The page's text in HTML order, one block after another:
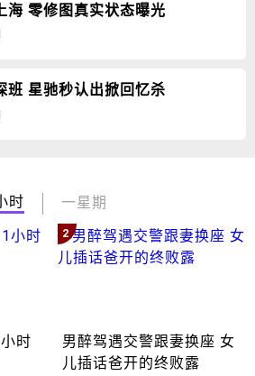
海 零修图真实状态曝光
班 星驰秒认出掀回忆杀
时 一星期
时
2
男醉驾遇交警跟妻换座 女
儿插话爸开的终败露